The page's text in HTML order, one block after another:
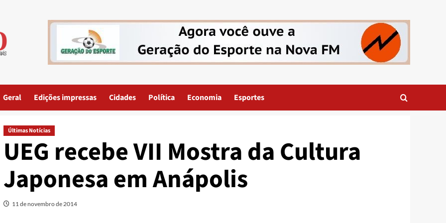
Geral Edições impressas Cidades Política Economia Esportes
Últimas Notícias
UEG recebe VII Mostra da Cultura
Japonesa em Anápolis
11 de novembro de 2014